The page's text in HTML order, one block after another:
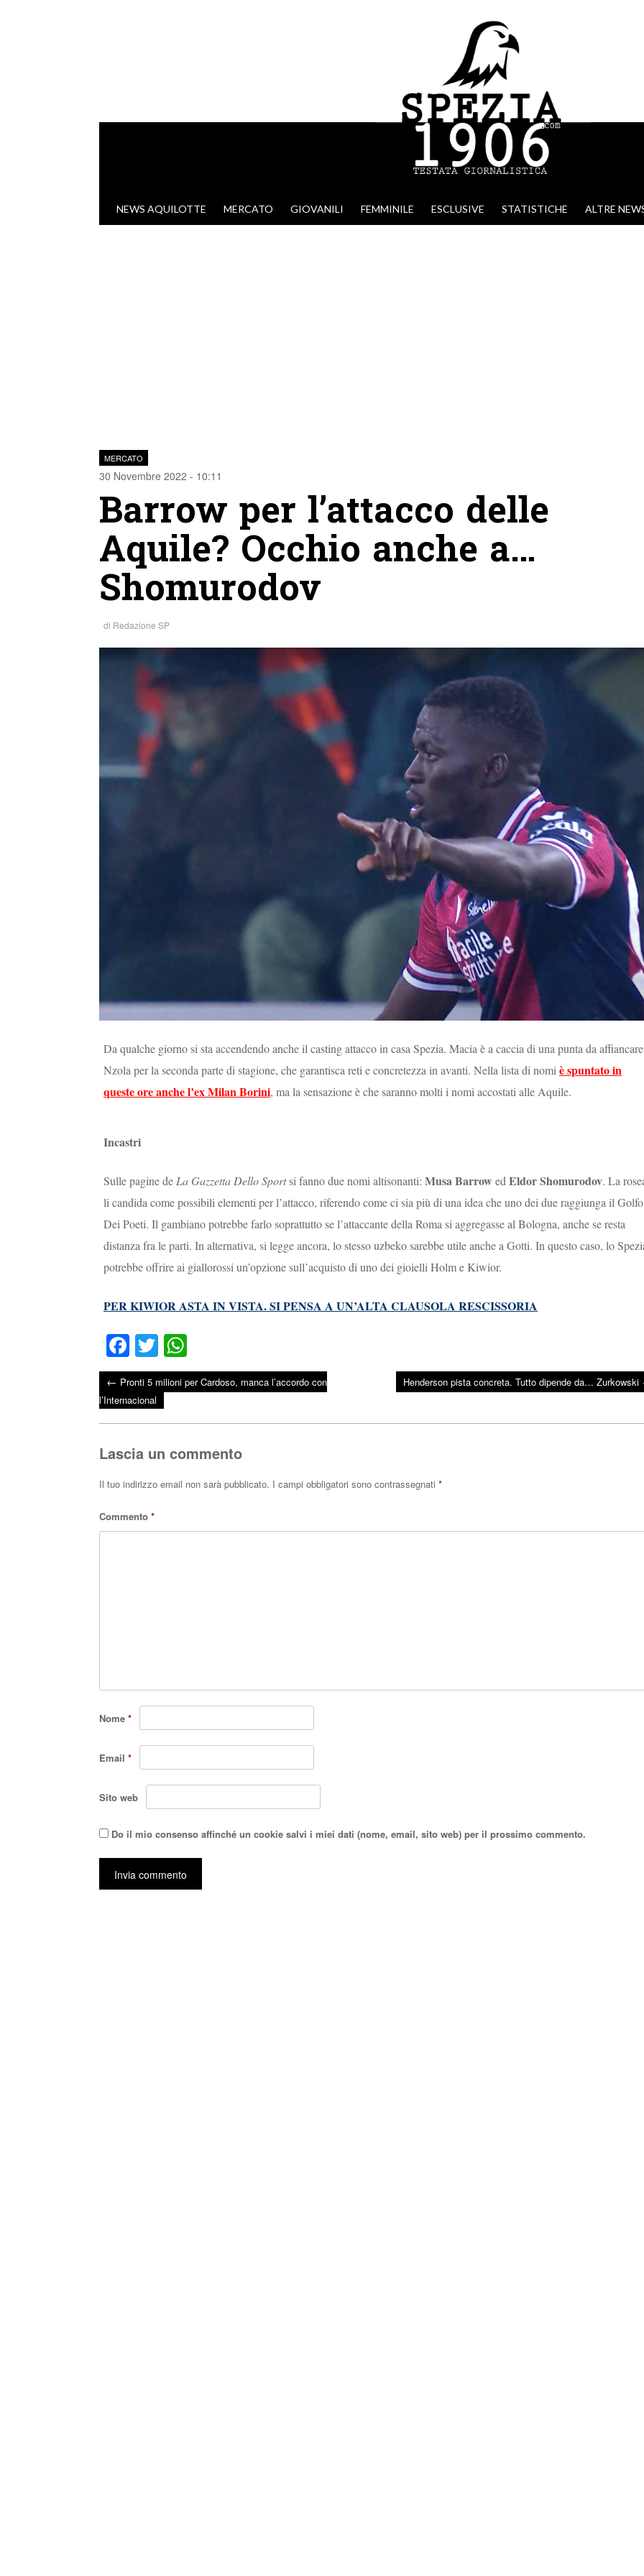
VAI AL CONTENUTO
NEWS AQUILOTTE MERCATO GIOVANILI FEMMINILE ESCLUSIVE STATISTICHE ALTRE
MERCATO
30 Novembre 2022 - 10:11
Barrow per l’attacco delle
Aquile? Occhio anche a…
Shomurodov
di Redazione SP
Da qualche giorno si sta accendendo anche il casting attacco in casa Spezia. Macia è a caccia di una punta da
Nzola per la seconda parte di stagione, che garantisca reti e concretezza in avanti. Nella lista di nomi è spuntato in
queste ore anche l’ex Milan Borini, ma la sensazione è che saranno molti i nomi accostati alle Aquile.
Incastri
Sulle pagine de La Gazzetta Dello Sportsi fanno due nomi altisonanti: Musa Barrow ed Eldor Shomurodov. La
li candida come possibili elementi per l’attacco, riferendo come ci sia più di una idea che uno dei due raggiunga il Golfo
Dei Poeti. Il gambiano potrebbe farlo soprattutto se l’attaccante della Roma si aggregasse al Bologna, anche se resta
distanza fra le parti. In alternativa, si legge ancora, lo stesso uzbeko sarebbe utile anche a Gotti. In questo caso, lo
potrebbe offrire ai giallorossi un’opzione sull’acquisto di uno dei gioielli Holm e Kiwior.
PER KIWIOR ASTA IN VISTA. SI PENSA A UN’ALTA CLAUSOLA RESCISSORIA
Fa
ce
bo
ok
T
wi
tte
r
ha
ts
Post navigation
← Pronti 5 milioni per Cardoso, manca l’accordo con
l’Internacional
Henderson pista concreta. Tutto dipende da… Zurkowski
Lascia un commento
Il tuo indirizzo email non sarà pubblicato. I campi obbligatori sono contrassegnati *
Commento *
Nome *
Email *
Sito web
Do il mio consenso affinché un cookie salvi i miei dati (nome, email, sito web) per il prossimo commento.